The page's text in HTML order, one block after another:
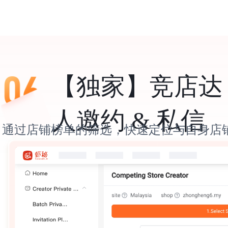
【独家】竞店达
人邀约 & 私信
通过店铺榜单的筛选，快速定位与自身店
其所带货的达人范围，针对性邀约